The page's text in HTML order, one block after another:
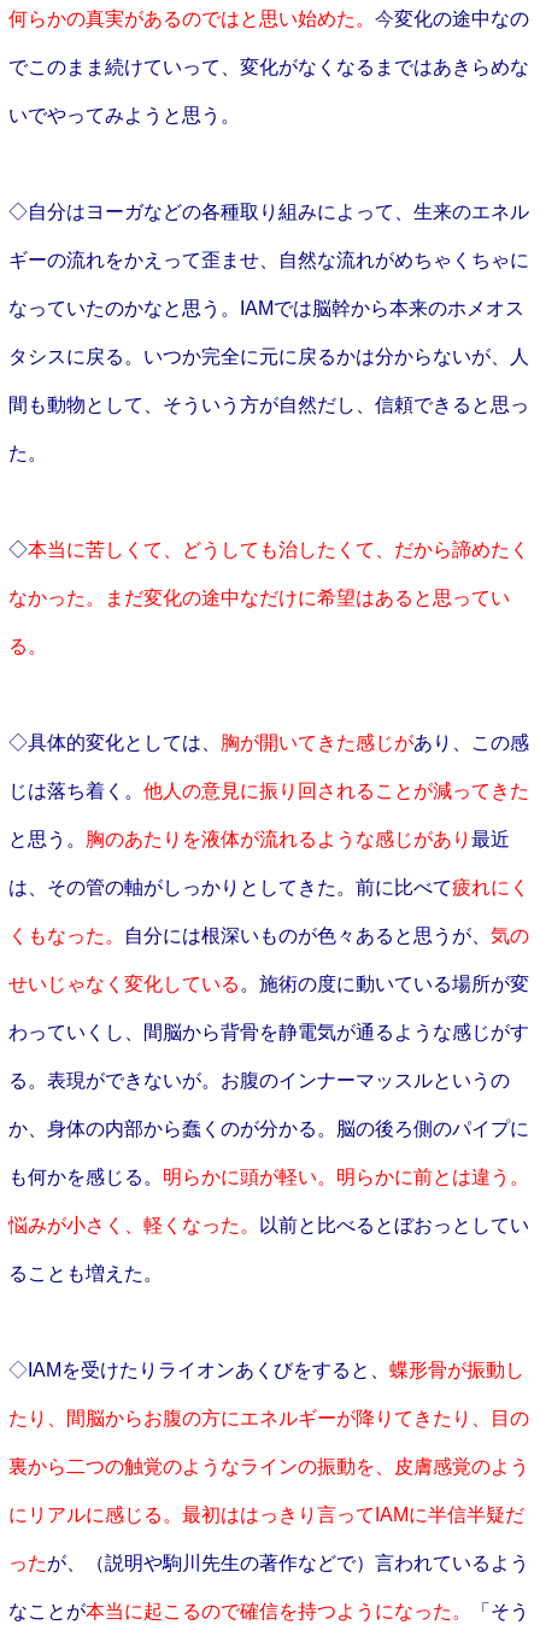
何らかの真実があるのではと思い始めた。 今変化の途中なの
でこのまま続けていって、変化がなくなるまではあきらめな
いでやってみようと思う。
◇自分はヨーガなどの各種取り組みによって、生来のエネル
ギーの流れをかえって歪ませ、自然な流れがめちゃくちゃに
なっていたのかなと思う。 IAMでは脳幹から本来のホメオス
タシスに戻る。いつか完全に元に戻るかは分からないが、人
間も動物として、そういう方が自然だし、信頼できると思っ
た。
◇本当に苦しくて、どうしても治したくて、だから諦めたく
なかった。まだ変化の途中なだけに希望はあると思ってい
る。
◇具体的変化としては、 胸が開いてきた感じがあり、この感
じは落ち着く 。 他人の意見に振り回されることが減ってきた
と思う。 胸のあたりを液体が流れるような感じがあり 最近
は、その管の軸がしっかりとしてきた。前に比べて疲れにく
くもなった。 自分には根深いものが色々あると思うが、 気の
せいじゃなく変化している。施術の度に動いている場所が変
わっていくし、間脳から背骨を静電気が通るような感じがす
る。表現ができないが。お腹のインナーマッスルというの
か、身体の内部から蠢くのが分かる。脳の後ろ側のパイプに
も何かを感じる。 明らかに頭が軽い。明らかに前とは違う。
悩みが小さく、軽くなった。 以前と比べるとぼおっとしてい
ることも増えた。
◇IAMを受けたりライオンあくびをすると、 蝶形骨が振動し
たり、間脳からお腹の方にエネルギーが降りてきたり、目の
裏から二つの触覚のようなラインの振動を、皮膚感覚のよう
にリアルに感じる。最初ははっきり言ってIAMに半信半疑だ
ったが、 （説明や駒川先生の著作などで） 言われているよう
なことが本当に起こるので確信を持つようになった。 「そう